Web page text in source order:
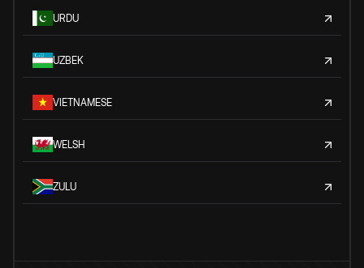
URDU
UZBEK
VIETNAMESE
WELSH
ZULU